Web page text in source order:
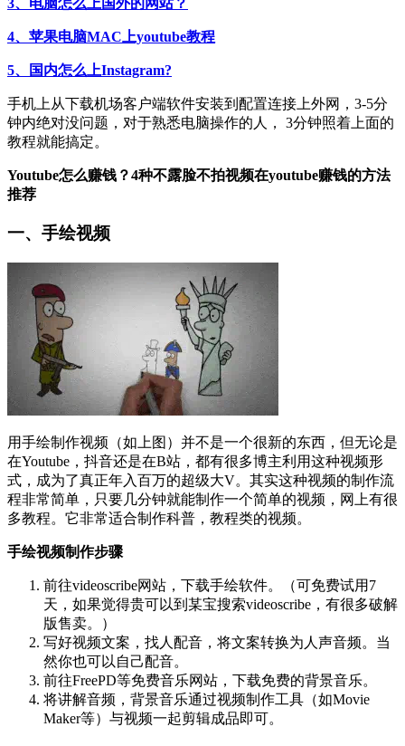
3、电脑怎么上国外的网站？
4、苹果电脑MAC上youtube教程
5、国内怎么上Instagram?
手机上从下载机场客户端软件安装到配置连接上外网，3-5分
钟内绝对没问题，对于熟悉电脑操作的人， 3分钟照着上面的
教程就能搞定。
Youtube怎么赚钱？4种不露脸不拍视频在youtube赚钱的方法
推荐
一、手绘视频
用手绘制作视频（如上图）并不是一个很新的东西，但无论是
在Youtube，抖音还是在B站，都有很多博主利用这种视频形
式，成为了真正年入百万的超级大V。其实这种视频的制作流
程非常简单，只要几分钟就能制作一个简单的视频，网上有很
多教程。它非常适合制作科普，教程类的视频。
手绘视频制作步骤
前往videoscribe网站，下载手绘软件。（可免费试用7
天，如果觉得贵可以到某宝搜索videoscribe，有很多破解
版售卖。）
写好视频文案，找人配音，将文案转换为人声音频。当
然你也可以自己配音。
前往FreePD等免费音乐网站，下载免费的背景音乐。
将讲解音频，背景音乐通过视频制作工具（如Movie
Maker等）与视频一起剪辑成品即可。